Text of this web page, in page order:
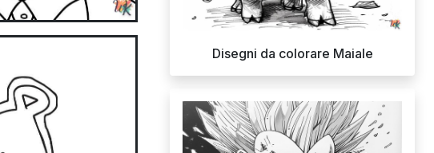
Disegni da colorare Maiale